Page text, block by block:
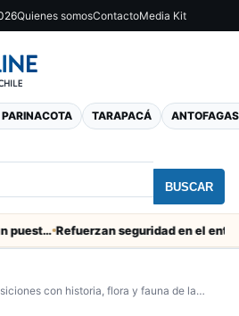
Quienes somosContactoMedia Kit
TARAPACÁ
BUSCAR
Obras de Aguas del Altiplano en Arica generan puestos de trabajo Refuerzan seguridad en el entorno
con historia, flora y fauna de la…